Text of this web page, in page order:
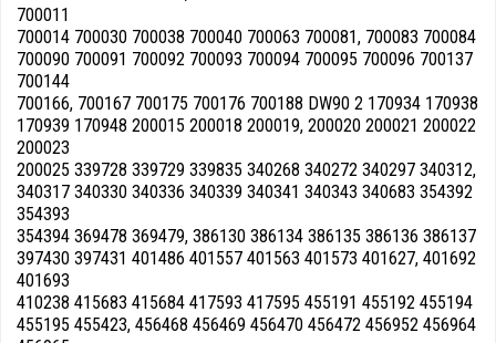
700011
700014 700030 700038 700040 700063 700081, 700083 700084
700090 700091 700092 700093 700094 700095 700096 700137
700144
700166, 700167 700175 700176 700188 DW90 2 170934 170938
170939 170948 200015 200018 200019, 200020 200021 200022
200023
200025 339728 339729 339835 340268 340272 340297 340312,
340317 340330 340336 340339 340341 340343 340683 354392
354393
354394 369478 369479, 386130 386134 386135 386136 386137
397430 397431 401486 401557 401563 401573 401627, 401692
401693
410238 415683 415684 417593 417595 455191 455192 455194
455195 455423, 456468 456469 456470 456472 456952 456964